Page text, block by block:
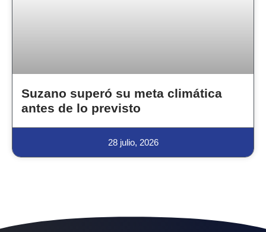
Suzano superó su meta climática
antes de lo previsto
28 julio, 2026